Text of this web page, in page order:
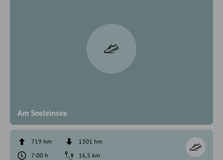
Am Seeleinsee
719 hm
1301 hm
7:00 h
16,5 km